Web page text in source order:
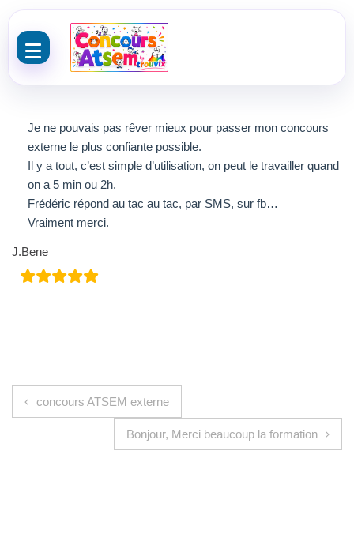
Je ne pouvais pas rêver mieux pour passer mon concours
externe le plus confiante possible.
Il y a tout, c’est simple d’utilisation, on peut le travailler quand
on a 5 min ou 2h.
Frédéric répond au tac au tac, par SMS, sur fb…
Vraiment merci.
J.Bene
Navigation de l’article
concours ATSEM externe
Bonjour, Merci beaucoup la formation